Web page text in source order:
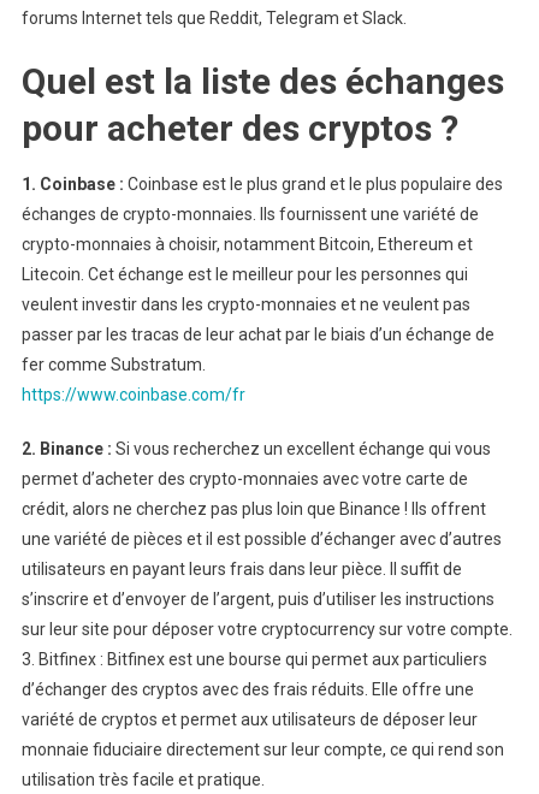
?
forums Internet tels que Reddit, Telegram et Slack.
Quel est la liste des échanges
pour acheter des cryptos ?
1. Coinbase : Coinbase est le plus grand et le plus populaire des
échanges de crypto-monnaies. Ils fournissent une variété de
crypto-monnaies à choisir, notamment Bitcoin, Ethereum et
Litecoin. Cet échange est le meilleur pour les personnes qui
veulent investir dans les crypto-monnaies et ne veulent pas
passer par les tracas de leur achat par le biais d’un échange de
fer comme Substratum.
https://www.coinbase.com/fr
2. Binance : Si vous recherchez un excellent échange qui vous
permet d’acheter des crypto-monnaies avec votre carte de
crédit, alors ne cherchez pas plus loin que Binance ! Ils offrent
une variété de pièces et il est possible d’échanger avec d’autres
utilisateurs en payant leurs frais dans leur pièce. Il suffit de
s’inscrire et d’envoyer de l’argent, puis d’utiliser les instructions
sur leur site pour déposer votre cryptocurrency sur votre compte.
3. Bitfinex : Bitfinex est une bourse qui permet aux particuliers
d’échanger des cryptos avec des frais réduits. Elle offre une
variété de cryptos et permet aux utilisateurs de déposer leur
monnaie fiduciaire directement sur leur compte, ce qui rend son
utilisation très facile et pratique.